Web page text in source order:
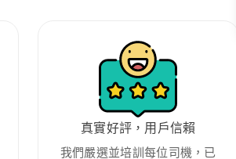
真實好評，用戶信賴
我們嚴選並培訓每位司機，已